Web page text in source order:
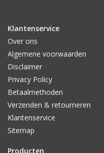
Klantenservice
Over ons
Algemene voorwaarden
Disclaimer
Privacy Policy
Betaalmethoden
Verzenden & retourneren
Klantenservice
Sitemap
Producten